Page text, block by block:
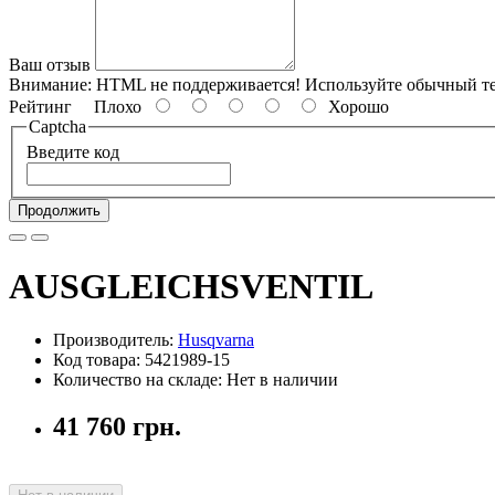
Ваш отзыв
Внимание: HTML не поддерживается! Используйте обычный
Рейтинг Плохо
Хорошо
Captcha
Введите код
Продолжить
AUSGLEICHSVENTIL
Производитель: Husqvarna
Код товара: 5421989-15
Количество на складе: Нет в наличии
41 760 грн.